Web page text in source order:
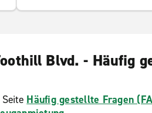
Blvd. - Häufig
Häufig gestellte Fragen